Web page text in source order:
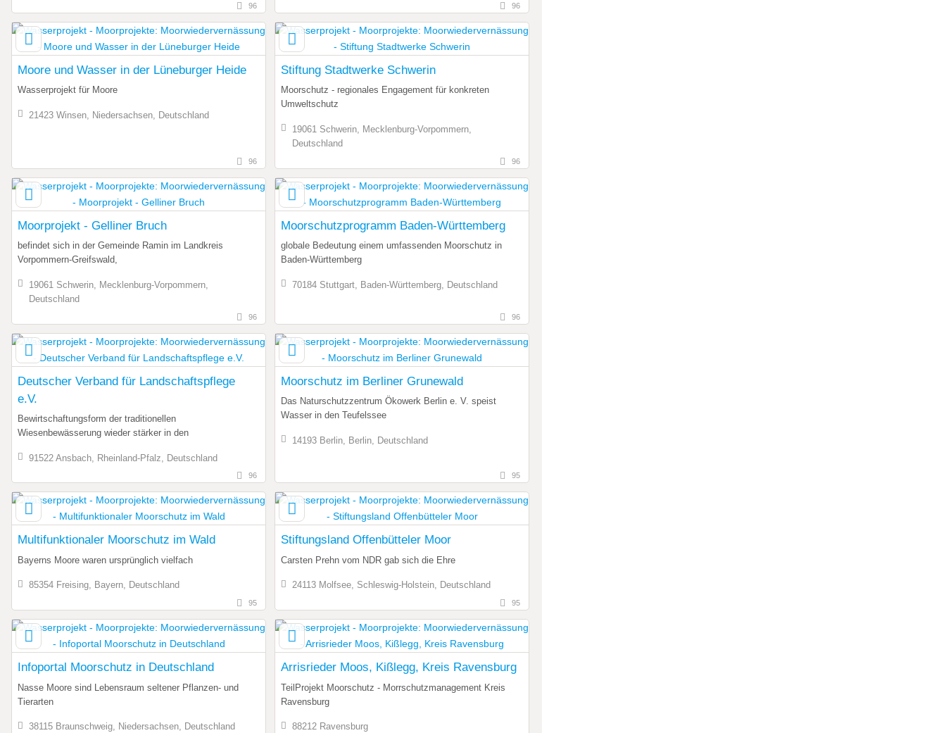
96 96
Moore und Wasser in der Lüneburger Heide
Wasserprojekt für Moore
21423 Winsen, Niedersachsen, Deutschland
96
Stiftung Stadtwerke Schwerin
Moorschutz - regionales Engagement für konkreten
Umweltschutz
19061 Schwerin, Mecklenburg-Vorpommern,
Deutschland
96
Moorprojekt - Gelliner Bruch
befindet sich in der Gemeinde Ramin im Landkreis
Vorpommern-Greifswald,
19061 Schwerin, Mecklenburg-Vorpommern,
Deutschland
96
Moorschutzprogramm Baden-Württemberg
globale Bedeutung einem umfassenden Moorschutz in
Baden-Württemberg
70184 Stuttgart, Baden-Württemberg, Deutschland
96
Deutscher Verband für Landschaftspflege
e.V.
Bewirtschaftungsform der traditionellen
Wiesenbewässerung wieder stärker in den
91522 Ansbach, Rheinland-Pfalz, Deutschland
96
Moorschutz im Berliner Grunewald
Das Naturschutzzentrum Ökowerk Berlin e. V. speist
Wasser in den Teufelssee
14193 Berlin, Berlin, Deutschland
95
Multifunktionaler Moorschutz im Wald
Bayerns Moore waren ursprünglich vielfach
85354 Freising, Bayern, Deutschland
95
Stiftungsland Offenbütteler Moor
Carsten Prehn vom NDR gab sich die Ehre
24113 Molfsee, Schleswig-Holstein, Deutschland
95
Infoportal Moorschutz in Deutschland
Nasse Moore sind Lebensraum seltener Pflanzen- und
Tierarten
38115 Braunschweig, Niedersachsen, Deutschland
Arrisrieder Moos, Kißlegg, Kreis Ravensburg
TeilProjekt Moorschutz - Morrschutzmanagement Kreis
Ravensburg
88212 Ravensburg